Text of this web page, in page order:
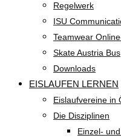
Regelwerk
ISU
Teamwear
Skate Austria Bus
Downloads
EISLAUFEN LERNEN
Eislaufvereine in
Die Disziplinen
Einzel-